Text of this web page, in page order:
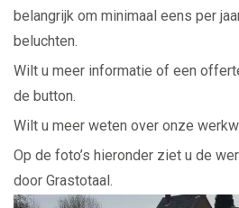
belangrijk om minimaal eens per
beluchten.
Wilt u meer informatie of een
de button.
Wilt u meer weten over onze
Op de foto’s hieronder ziet u de
door Grastotaal.